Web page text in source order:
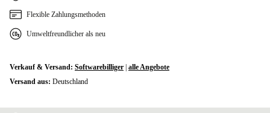
Flexible Zahlungsmethoden
Umweltfreundlicher als neu
Verkauf & Versand: Softwarebilliger alle Angebote
Versand aus: Deutschland